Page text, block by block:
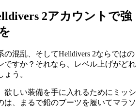
2アカウントで強
の混乱、そしてHelldivers 2ならではの
ですか？それなら、レベル上げがどれ
う。
欲しい装備を手に入れるためにミッシ
は、まるで鉛のブーツを履いてマラソ